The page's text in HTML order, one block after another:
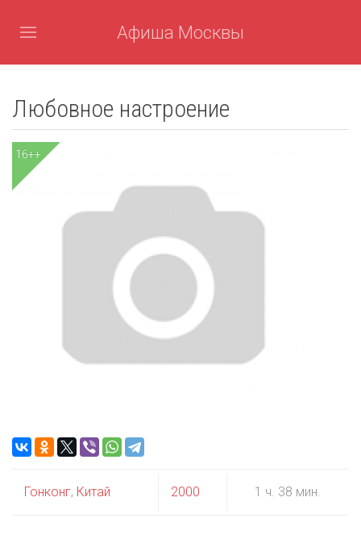
Афиша Москвы
Любовное настроение
16++
Гонконг, Китай 2000 1 ч. 38 мин.